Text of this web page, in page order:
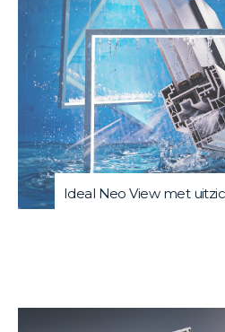
Ideal Neo View met